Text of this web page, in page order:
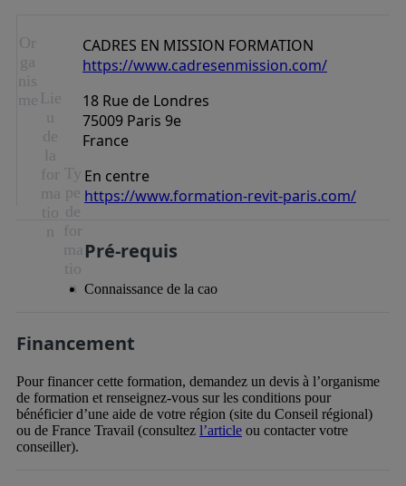
Or
ga
nis
me
CADRES EN MISSION FORMATION
https://www.cadresenmission.com/
Lie
u
de
la
for
ma
tio
n
18 Rue de Londres
75009 Paris 9e
France
Ty
pe
de
for
ma
tio
n
En centre
https://www.formation-revit-paris.com/
Pré-requis
Connaissance de la cao
Financement
Pour financer cette formation, demandez un devis à l’organisme
de formation et renseignez-vous sur les conditions pour
bénéficier d’une aide de votre région (site du Conseil régional)
ou de France Travail (consultez l’article ou contacter votre
conseiller).